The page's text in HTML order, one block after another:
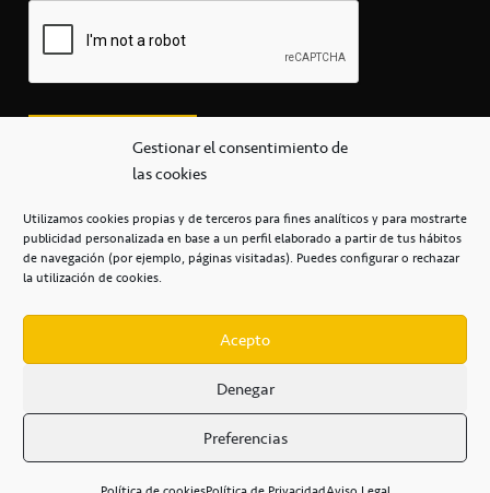
Gestionar el consentimiento de
las cookies
Utilizamos cookies propias y de terceros para fines analíticos y para mostrarte
publicidad personalizada en base a un perfil elaborado a partir de tus hábitos
de navegación (por ejemplo, páginas visitadas). Puedes configurar o rechazar
la utilización de cookies.
Acepto
Denegar
Preferencias
secretaria@cbcanarias.es
+34 922 253 684
Casa del Deporte / 38108 – La Laguna
POLÍTICA DE PRIVACIDAD / POLÍTICA DE COOKIES /
AVISO LEGAL / CONDICIONES